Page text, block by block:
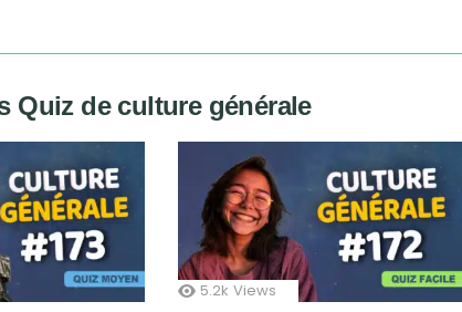
Quiz de culture générale
5.2k Views